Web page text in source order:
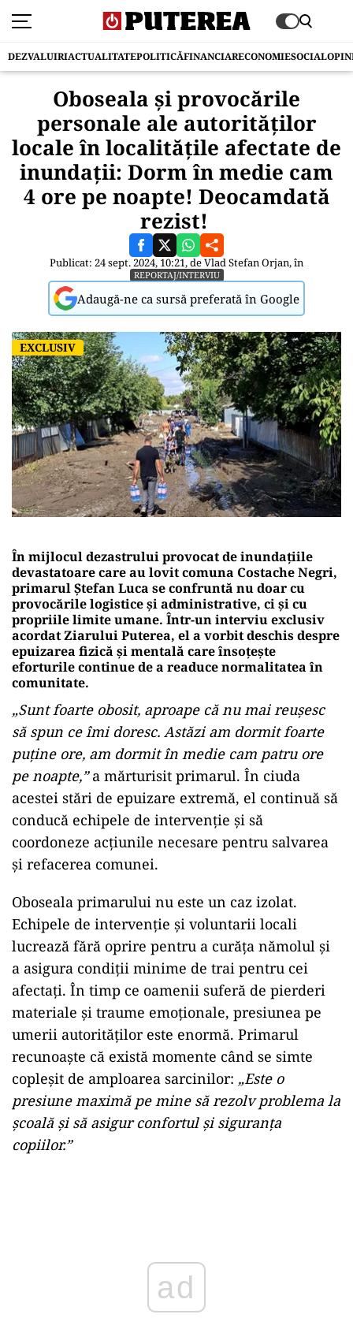
DEZVALUIRIACTUALITATEPOLITICĂFINANCIARECONOMIESOCIAL
Oboseala și provocările
personale ale autorităților
locale în localitățile afectate de
inundații: Dorm în medie cam
4 ore pe noapte! Deocamdată
rezist!
Publicat: 24 sept. 2024, 10:21, deVlad Stefan Orjan, în
REPORTAJ/INTERVIU
Adaugă-ne ca sursă preferată în Google
EXCLUSIV
În mijlocul dezastrului provocat de inundațiile
devastatoare care au lovit comuna Costache Negri,
primarul Ștefan Luca se confruntă nu doar cu
provocările logistice și administrative, ci și cu
propriile limite umane. Într-un interviu exclusiv
acordat Ziarului Puterea, el a vorbit deschis despre
epuizarea fizică și mentală care însoțește
eforturile continue de a readuce normalitatea în
comunitate.
„Sunt foarte obosit, aproape că nu mai reușesc
să spun ce îmi doresc. Astăzi am dormit foarte
puține ore, am dormit în medie cam patru ore
pe noapte,”a mărturisit primarul. În ciuda
acestei stări de epuizare extremă, el continuă să
conducă echipele de intervenție și să
coordoneze acțiunile necesare pentru salvarea
și refacerea comunei.
Oboseala primarului nu este un caz izolat.
Echipele de intervenție și voluntarii locali
lucrează fără oprire pentru a curăța nămolul și
a asigura condiții minime de trai pentru cei
afectați. În timp ce oamenii suferă de pierderi
materiale și traume emoționale, presiunea pe
umerii autorităților este enormă. Primarul
recunoaște că există momente când se simte
copleșit de amploarea sarcinilor: „Este o
presiune maximă pe mine să rezolv problema la
școală și să asigur confortul și siguranța
copiilor.”